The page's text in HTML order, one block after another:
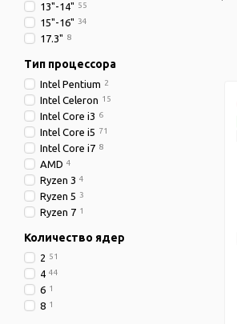
13"-14" 55
15"-16" 34
17.3" 8
Тип процессора
Intel Pentium 2
Intel Celeron 15
Intel Core i3 6
Intel Core i5 71
Intel Core i7 8
AMD 4
Ryzen 3 4
Ryzen 5 3
Ryzen 7 1
Количество ядер
2 51
4 44
6 1
8 1